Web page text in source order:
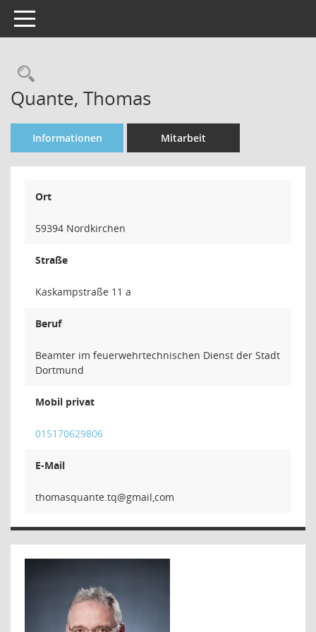
Toggle navigation
Rechercheauswahl
Quante, Thomas
Informationen Mitarbeit
Ort
59394 Nordkirchen
Straße
Kaskampstraße 11 a
Beruf
Beamter im feuerwehrtechnischen Dienst der Stadt
Dortmund
Mobil privat
015170629806
E-Mail
qt.etna